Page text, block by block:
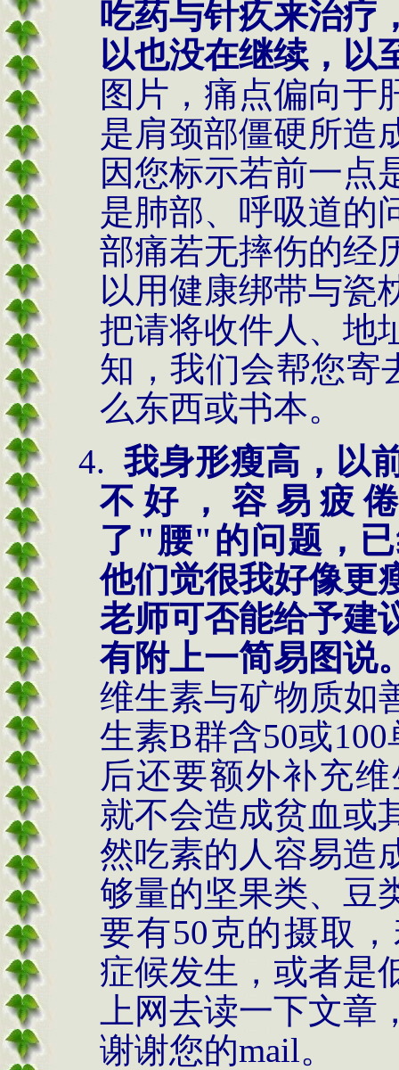
吃药与针疚来治疗
以也没在继续，以
图片，痛点偏向于
是肩颈部僵硬所造
因您标示若前一点
是肺部、呼吸道的
部痛若无摔伤的经
以用健康绑带与瓷
把请将收件人、地
知，我们会帮您寄
么东西或书本。
4.我身形瘦高，以
不好，容易疲
了 "腰"的问题，
他们觉很我好像更
老师可否能给予建
有附上一简易图说
维生素与矿物质如
生素B群含50或
后还要额外补充维
就不会造成贫血或
然吃素的人容易造
够量的坚果类、豆
要有50克的摄取
症候发生，或者是
上网去读一下文
谢谢您的mail。